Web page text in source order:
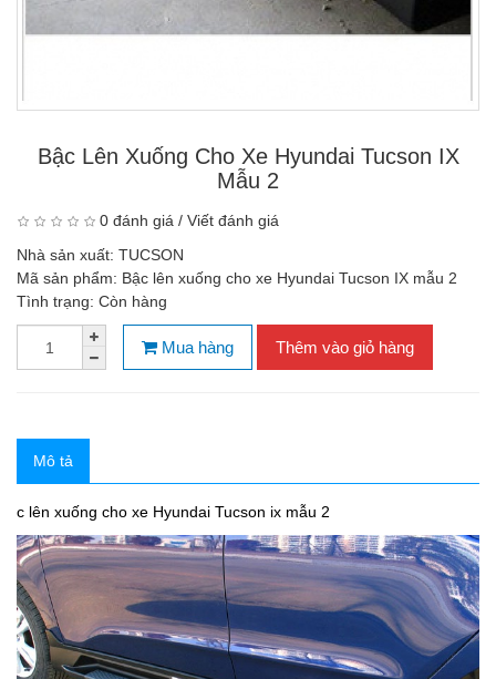
Bậc Lên Xuống Cho Xe Hyundai Tucson IX
Mẫu 2
0 đánh giá / Viết đánh giá
Nhà sản xuất: TUCSON
Mã sản phẩm: Bậc lên xuống cho xe Hyundai Tucson IX mẫu 2
Tình trạng: Còn hàng
Mua hàng Thêm vào giỏ hàng
Mô tả
c lên xuống cho xe Hyundai Tucson ix mẫu 2